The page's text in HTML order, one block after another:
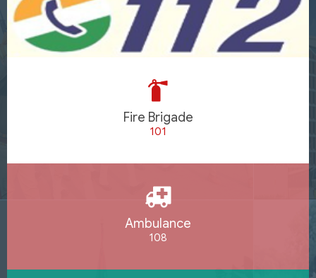
Fire Brigade
101
Ambulance
108